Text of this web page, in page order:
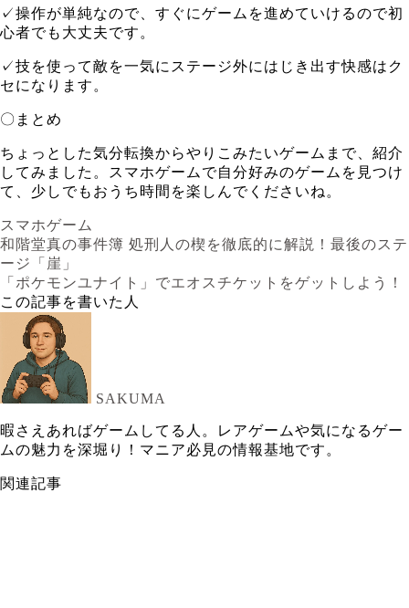
✓操作が単純なので、すぐにゲームを進めていけるので初
心者でも大丈夫です。
✓技を使って敵を一気にステージ外にはじき出す快感はク
セになります。
〇まとめ
ちょっとした気分転換からやりこみたいゲームまで、紹介
してみました。スマホゲームで自分好みのゲームを見つけ
て、少しでもおうち時間を楽しんでくださいね。
スマホゲーム
和階堂真の事件簿 処刑人の楔を徹底的に解説！最後のステ
ージ「崖」
「ポケモンユナイト」でエオスチケットをゲットしよう！
この記事を書いた人
SAKUMA
暇さえあればゲームしてる人。レアゲームや気になるゲー
ムの魅力を深堀り！マニア必見の情報基地です。
関連記事